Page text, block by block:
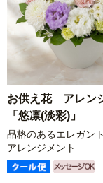
お供え花 アレン
「悠凛(淡彩)」
品格のあるエレガン
アレンジメント